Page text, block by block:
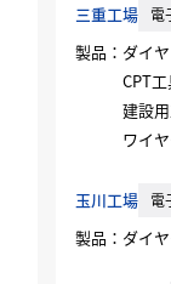
三重⼯場 電
製品： ダイ
CPT
建設
ワイヤ
⽟川⼯場 電
製品： ダイ